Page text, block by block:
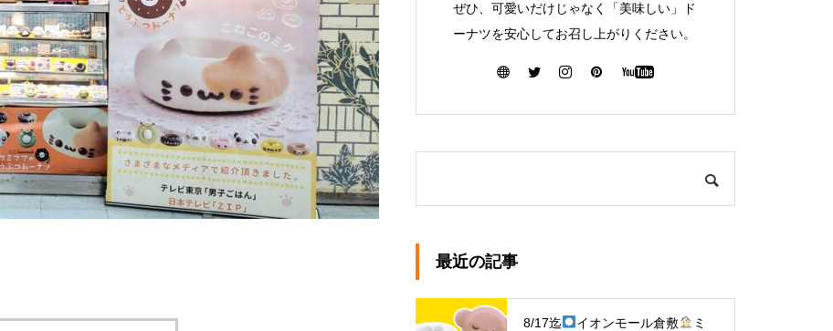
ぜひ、可愛いだけじゃなく「美味しい」ド
ーナツを安心してお召し上がりください。
最近の記事
8/17迄 イオンモール倉敷
ミ